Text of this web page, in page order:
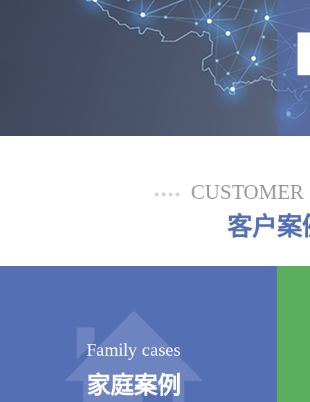
CUSTOMER
客户案
Family cases
家庭案例